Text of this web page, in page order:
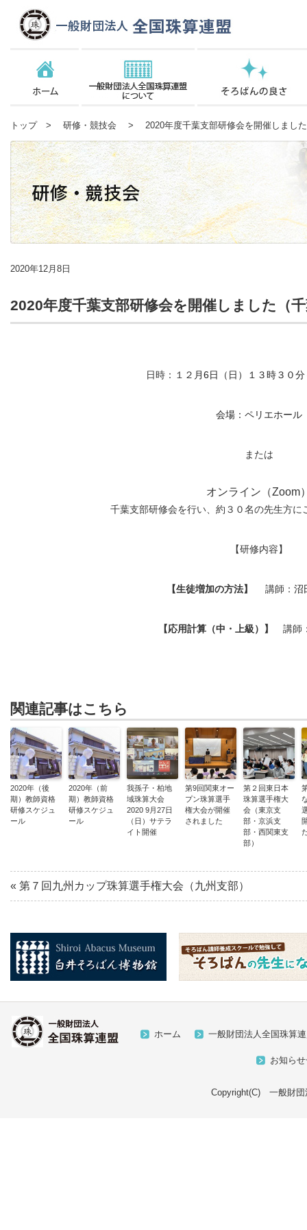
トップ> 研修・競技会 > 2020年度千葉支部研修会を開催しました
2020年12月8日
2020年度千葉支部研修会を開催しました（
日時：１２ 月6日（日）１３時３０
会場：ペリエホール
または
オンライン（Zoom
千葉支部研修会を行い、約３０名の先生方に
【研修内容】
【生徒増加の方法】 講師： 沼
【応用計算（中・上級）】 講師
関連記事はこちら
2020年（後
期）教師資格
研修スケジュ
ール
2020年（前
期）教師資格
研修スケジュ
ール
我孫子・柏地
域珠算大会
2020 9月27日
（日）サテラ
イト開催
第9回関東オー
プン珠算選手
権大会が開催
されました
第２回東日本
珠算選手権大
会（東京支
部・京浜支
部・西関東支
部）
« 第７回九州カップ珠算選手権大会（九州支部）
一般財団法人全国珠算
ホーム
お知ら
Copyright(C) 一般財団